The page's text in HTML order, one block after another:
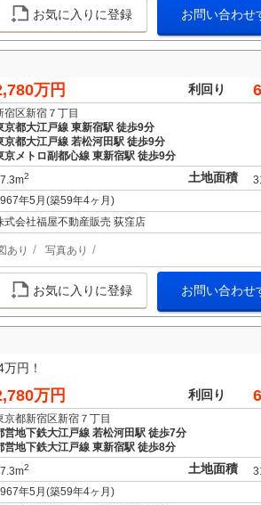
お気に入りに登録 お問い合わせ
万円 利回り
宿区新宿７丁目
京都大江戸線 東新宿駅 徒歩9分
京都大江戸線 若松河田駅 徒歩9分
京メトロ副都心線 東新宿駅 徒歩9分
2 土地面積
年5月(築59年4ヶ月)
式会社福屋不動産販売 荻窪店
あり 写真あり
お気に入りに登録 お問い合わせ
円！
万円 利回り
京都新宿区新宿７丁目
営地下鉄大江戸線 若松河田駅 徒歩7分
営地下鉄大江戸線 東新宿駅 徒歩8分
2 土地面積
年5月(築59年4ヶ月)